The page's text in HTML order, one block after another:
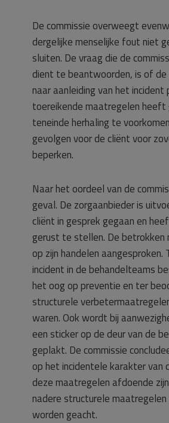
De commissie overweegt
dergelijke menselijke fout niet
sluiten. De vraag die de
dient te beantwoorden, is of de
naar aanleiding van het incident
toereikende maatregelen
teneinde herhaling te
gevolgen voor de cliënt voor
beperken.
Naar het oordeel van de
geval. De zorgaanbieder is
cliënt in gesprek gegaan en
gerust te stellen. De betrokken
op zijn handelen aangesproken.
incident in de behandelteams
het oog op preventie en ter
structurele
waren. Ook wordt bij
een sticker op de deur van de
geplakt. De commissie
op het incidentele karakter van
deze maatregelen afdoende
nadere structurele maatregelen
worden geacht.